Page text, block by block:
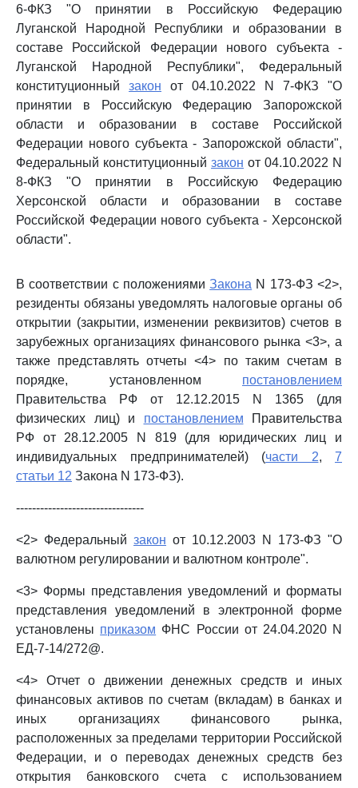
6-ФКЗ "О принятии в Российскую Федерацию
Луганской Народной Республики и образовании в
составе Российской Федерации нового субъекта -
Луганской Народной Республики", Федеральный
конституционный закон от 04.10.2022 N 7-ФКЗ "О
принятии в Российскую Федерацию Запорожской
области и образовании в составе Российской
Федерации нового субъекта - Запорожской области",
Федеральный конституционный закон от 04.10.2022 N
8-ФКЗ "О принятии в Российскую Федерацию
Херсонской области и образовании в составе
Российской Федерации нового субъекта - Херсонской
области".
В соответствии с положениямиЗакона N 173-ФЗ <2>,
резиденты обязаны уведомлять налоговые органы об
открытии (закрытии, изменении реквизитов) счетов в
зарубежных организациях финансового рынка <3>, а
также представлять отчеты <4> по таким счетам в
порядке, установленном постановлением
Правительства РФ от 12.12.2015 N 1365 (для
физических лиц) и постановлением Правительства
РФ от 28.12.2005 N 819 (для юридических лиц и
индивидуальных предпринимателей) (части 2, 7
статьи 12 Закона N 173-ФЗ).
--------------------------------
<2> Федеральный закон от 10.12.2003 N 173-ФЗ "О
валютном регулировании и валютном контроле".
<3> Формы представления уведомлений и форматы
представления уведомлений в электронной форме
установлены приказом ФНС России от 24.04.2020 N
ЕД-7-14/272@.
<4> Отчет о движении денежных средств и иных
финансовых активов по счетам (вкладам) в банках и
иных организациях финансового рынка,
расположенных за пределами территории Российской
Федерации, и о переводах денежных средств без
открытия банковского счета с использованием